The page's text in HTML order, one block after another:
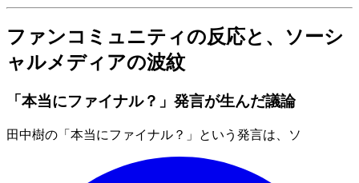
ファンコミュニティの反応と、ソーシ
ャルメディアの波紋
「本当にファイナル？」発言が生んだ議論
田中樹の「本当にファイナル？」という発言は、ソ